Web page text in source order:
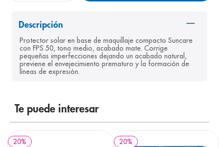
Descripción
Protector solar en base de maquillaje compacto Suncare
con FPS 50, tono medio, acabado mate. Corrige
pequeñas imperfecciones dejando un acabado natural,
previene el envejecimiento prematuro y la formación de
líneas de expresión.
Te puede interesar
20% 20%
8. pediasure
9. panolini
10. prueba embarazo